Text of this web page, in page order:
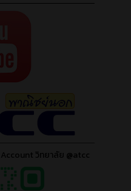
วิทยาลัย @atcc